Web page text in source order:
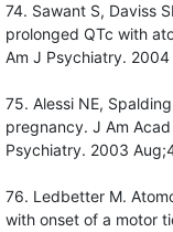
74. Sawant S, Daviss
prolonged QTc with
Am J Psychiatry. 2004
75. Alessi NE,
pregnancy. J Am
Psychiatry. 2003
76. Ledbetter M.
with onset of a motor